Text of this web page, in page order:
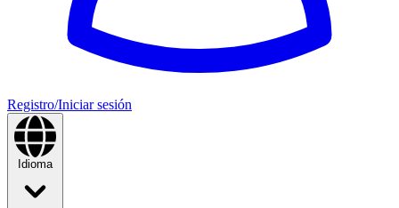
Registro/Iniciar sesión
Idioma